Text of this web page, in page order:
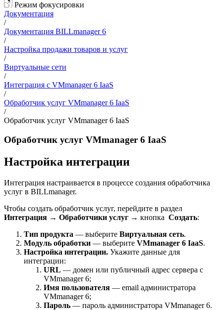
Режим фокусировки
Документация
/
Документация BILLmanager 6
/
Настройка продажи товаров и услуг
/
Виртуальные сети
/
Интеграция с VMmanager 6 IaaS
/
Обработчик услуг VMmanager 6 IaaS
/
Обработчик услуг VMmanager 6 IaaS
Обработчик услуг VMmanager 6 IaaS
Настройка интеграции
Интеграция настраивается в процессе создания обработчика
услуг в BILLmanager.
Чтобы создать обработчик услуг, перейдите в раздел
Интеграция → Обработчики услуг → кнопка Создать:
Тип продукта — выберите Виртуальная сеть.
Модуль обработки — выберите VMmanager 6 IaaS.
Настройка интеграции. Укажите данные для
интеграции:
URL — домен или публичный адрес сервера с
VMmanager 6;
Имя пользователя — email администратора
VMmanager 6;
Пароль — пароль администратора VMmanager 6.